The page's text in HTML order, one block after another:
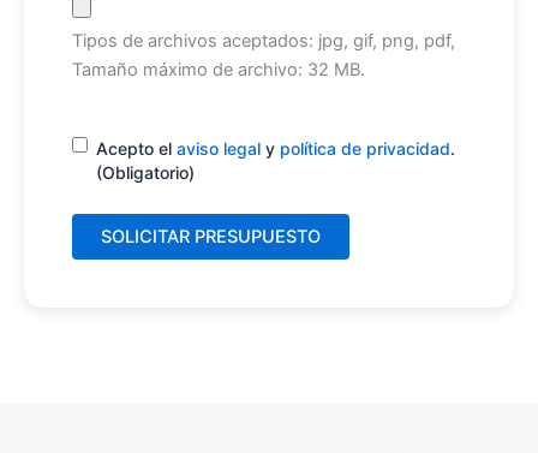
Tipos de archivos aceptados: jpg, gif, png, pdf,
Tamaño máximo de archivo: 32 MB.
Consentimiento(Obligatorio)
Acepto el aviso legal y política de privacidad.
(Obligatorio)